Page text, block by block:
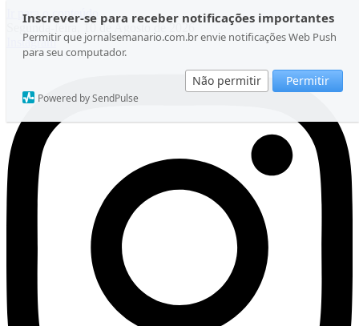
Inscrever-se para receber notificações importantes
Permitir que jornalsemanario.com.br envie notificações Web Push
para seu computador.
Não permitir Permitir
Powered by SendPulse
Ir para o conteúdo
Segunda-feira, 10 de Agosto de 2026
Instagram